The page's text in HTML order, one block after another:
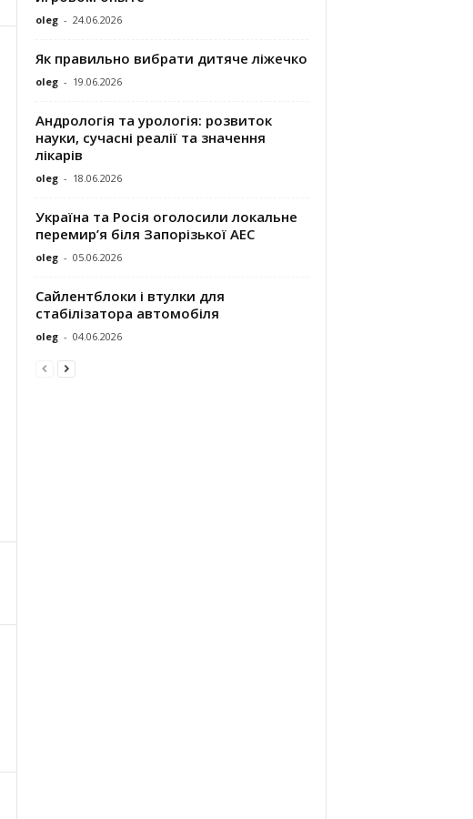
oleg - 24.06.2026
Як правильно вибрати дитяче ліжечко
oleg - 19.06.2026
Андрологія та урологія: розвиток
науки, сучасні реалії та значення
лікарів
oleg - 18.06.2026
Україна та Росія оголосили локальне
перемир’я біля Запорізької АЕС
oleg - 05.06.2026
Сайлентблоки і втулки для
стабілізатора автомобіля
oleg - 04.06.2026